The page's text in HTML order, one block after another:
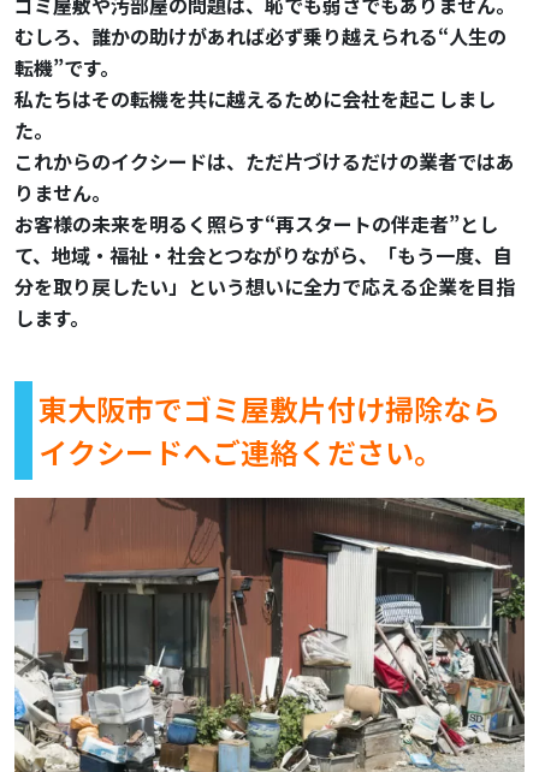
むしろ、誰かの助けがあれば必ず乗り越えられる“人生の
転機”です。
私たちはその転機を共に越えるために会社を起こしまし
た。
これからのイクシードは、ただ片づけるだけの業者ではあ
りません。
お客様の未来を明るく照らす“再スタートの伴走者”とし
て、地域・福祉・社会とつながりながら、「もう一度、自
分を取り戻したい」という想いに全力で応える企業を目指
します。
東大阪市でゴミ屋敷片付け掃除なら
イクシードへご連絡ください。